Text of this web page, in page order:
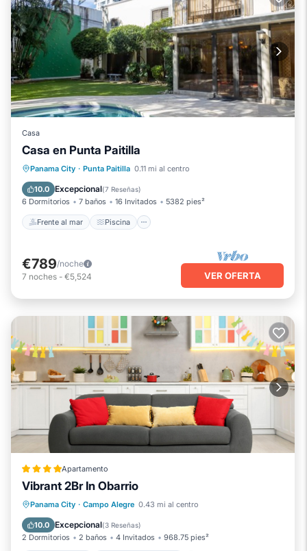
Casa
Casa en Punta Paitilla
Panama City · Punta Paitilla 0.11 mi al centro
10.0 Excepcional(7 Reseñas)
6 Dormitorios 7 baños 16 Invitados 5382 pies²
Frente al mar Piscina
Frente al mar Piscina
Balcón/Terraza
€789/noche
7 noches - €5,524 VER OFERTA
Apartamento
Vibrant 2Br In Obarrio
Panama City · Campo Alegre 0.43 mi al centro
10.0 Excepcional(3 Reseñas)
2 Dormitorios 2 baños 4 Invitados 968.75 pies²
Aparcamiento
Aire acondicionado
Internet
Se admiten mascotas